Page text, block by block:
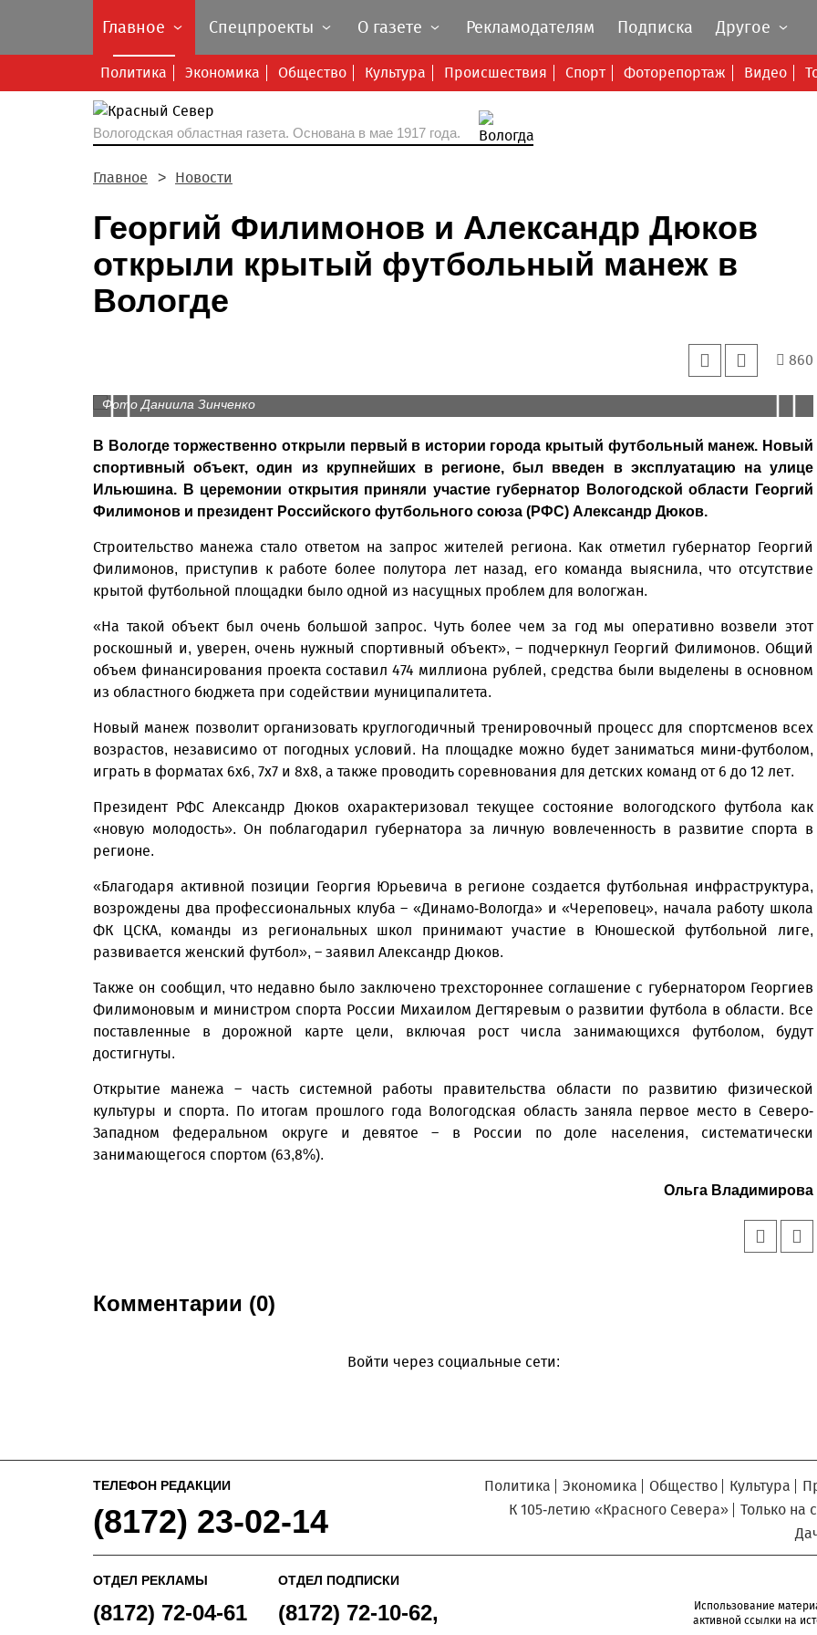
Главное
Политика Экономика Общество Культура Происшествия Спорт Фоторепортаж Видео
Спецпроекты О газете Рекламодателям Подписка Другое
Вологодская областная газета. Основана в мае 1917 года.
Главное Новости
Георгий Филимонов и Александр Дюков
открыли крытый футбольный манеж в
Вологде
860
Prev
Фото Даниила Зинченко
В Вологде торжественно открыли первый в истории города крытый футбольный манеж. Новый
спортивный объект, один из крупнейших в регионе, был введен в эксплуатацию на улице
Ильюшина. В церемонии открытия приняли участие губернатор Вологодской области Георгий
Филимонов и президент Российского футбольного союза (РФС) Александр Дюков.
Строительство манежа стало ответом на запрос жителей региона. Как отметил губернатор Георгий
Филимонов, приступив к работе более полутора лет назад, его команда выяснила, что отсутствие
крытой футбольной площадки было одной из насущных проблем для вологжан.
«На такой объект был очень большой запрос. Чуть более чем за год мы оперативно возвели этот
роскошный и, уверен, очень нужный спортивный объект», – подчеркнул Георгий Филимонов. Общий
объем финансирования проекта составил 474 миллиона рублей, средства были выделены в основном
из областного бюджета при содействии муниципалитета.
Новый манеж позволит организовать круглогодичный тренировочный процесс для спортсменов всех
возрастов, независимо от погодных условий. На площадке можно будет заниматься мини-футболом,
играть в форматах 6x6, 7x7 и 8x8, а также проводить соревнования для детских команд от 6 до 12 лет.
Президент РФС Александр Дюков охарактеризовал текущее состояние вологодского футбола как
«новую молодость». Он поблагодарил губернатора за личную вовлеченность в развитие спорта в
регионе.
«Благодаря активной позиции Георгия Юрьевича в регионе создается футбольная инфраструктура,
возрождены два профессиональных клуба – «Динамо-Вологда» и «Череповец», начала работу школа
ФК ЦСКА, команды из региональных школ принимают участие в Юношеской футбольной лиге,
развивается женский футбол», – заявил Александр Дюков.
Также он сообщил, что недавно было заключено трехстороннее соглашение с губернатором Георгиев
Филимоновым и министром спорта России Михаилом Дегтяревым о развитии футбола в области. Все
поставленные в дорожной карте цели, включая рост числа занимающихся футболом, будут
достигнуты.
Открытие манежа – часть системной работы правительства области по развитию физической
культуры и спорта. По итогам прошлого года Вологодская область заняла первое место в Северо-
Западном федеральном округе и девятое – в России по доле населения, систематически
занимающегося спортом (63,8%).
Ольга Владимирова
Комментарии (0)
Войти через социальные сети:
на обновленном Интернет-
придется вам по душе, и вы
ТЕЛЕФОН РЕДАКЦИИ
(8172) 23-02-14
Политика Экономика Общество Культура
К 105-летию «Красного Севера»
Только на
ОТДЕЛ РЕКЛАМЫ
(8172) 72-04-61
ОТДЕЛ ПОДПИСКИ
(8172) 72-10-62,
Использование
активной ссылки на